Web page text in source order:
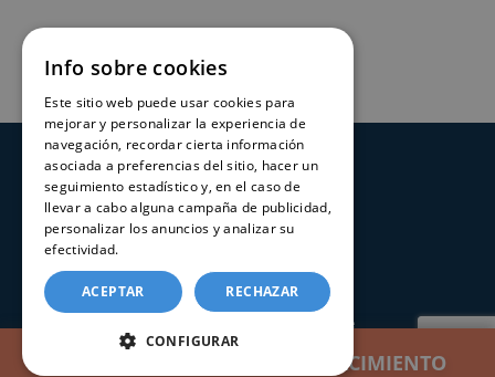
SOLICITAR CERTIFICADO DE NACIMIENTO
SERVICIOS
Registros Civiles España
Contacte con nosotros
Consultar estado de un trámite
Info sobre cookies
Este sitio web puede usar cookies para
mejorar y personalizar la experiencia de
navegación, recordar cierta información
asociada a preferencias del sitio, hacer un
seguimiento estadístico y, en el caso de
llevar a cabo alguna campaña de publicidad,
personalizar los anuncios y analizar su
efectividad.
ACEPTAR RECHAZAR
CONFIGURAR